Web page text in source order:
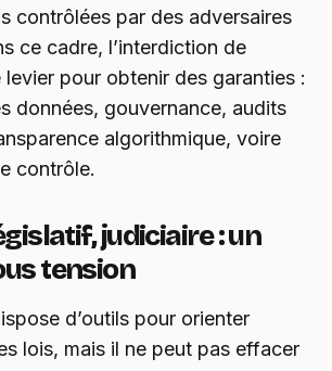
contrôlées par des adversaires
ce cadre, l’interdiction de
pour obtenir des garanties :
données, gouvernance, audits
algorithmique, voire
contrôle.
judiciaire : un
tension
d’outils pour orienter
lois, mais il ne peut pas effacer